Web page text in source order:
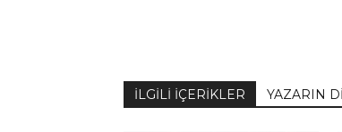
İLGİLİ İÇERİKLER YAZARIN